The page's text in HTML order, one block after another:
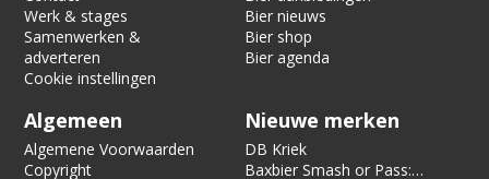
Werk & stages
Samenwerken &
adverteren
Cookie instellingen
Bier nieuws
Bier shop
Bier agenda
Algemeen
Algemene Voorwaarden
Copyright
Nieuwe merken
DB Kriek
Baxbier Smash or Pass: